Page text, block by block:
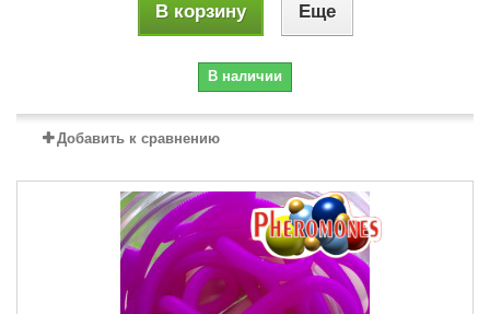
В корзину Еще
В наличии
Добавить к сравнению